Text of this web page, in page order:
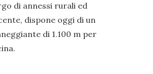
di annessi rurali ed
dispone oggi di un
di 1.100 m per